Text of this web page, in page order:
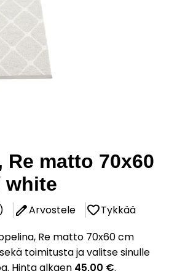
Re matto 70x60
white
Arvostele
Tykkää
Re matto 70x60 cm
toimitusta ja valitse sinulle
Hinta alkaen 45,00 €.